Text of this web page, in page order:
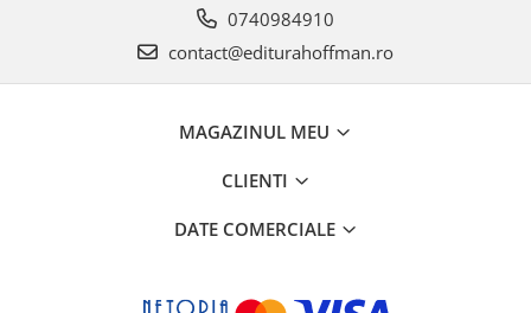
0740984910
contact@editurahoffman.ro
MAGAZINUL MEU
CLIENTI
DATE COMERCIALE